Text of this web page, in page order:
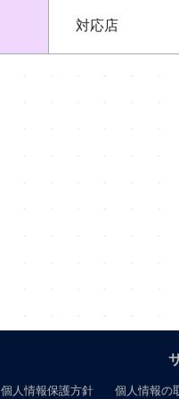
対応店
個人情報保護方針 個人情報の